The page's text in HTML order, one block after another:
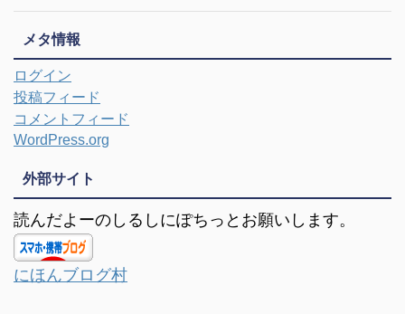
メタ情報
ログイン
投稿フィード
コメントフィード
WordPress.org
外部サイト
読んだよーのしるしにぽちっとお願いします。
にほんブログ村